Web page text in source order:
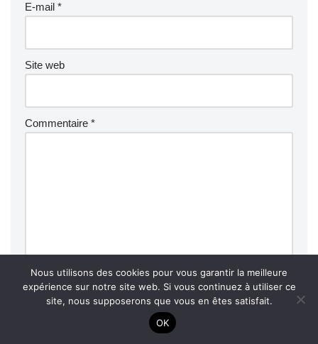
E-mail *
Site web
Commentaire *
Enregistrer mon nom, mon e-mail et mon site dans le
navigateur pour mon prochain commentaire.
Nous utilisons des cookies pour vous garantir la meilleure
expérience sur notre site web. Si vous continuez à utiliser ce
site, nous supposerons que vous en êtes satisfait.
OK